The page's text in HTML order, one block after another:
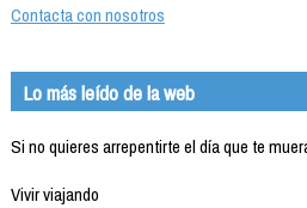
Contacta con nosotros
Lo más leído de la web
Si no quieres arrepentirte el día que te
Vivir viajando